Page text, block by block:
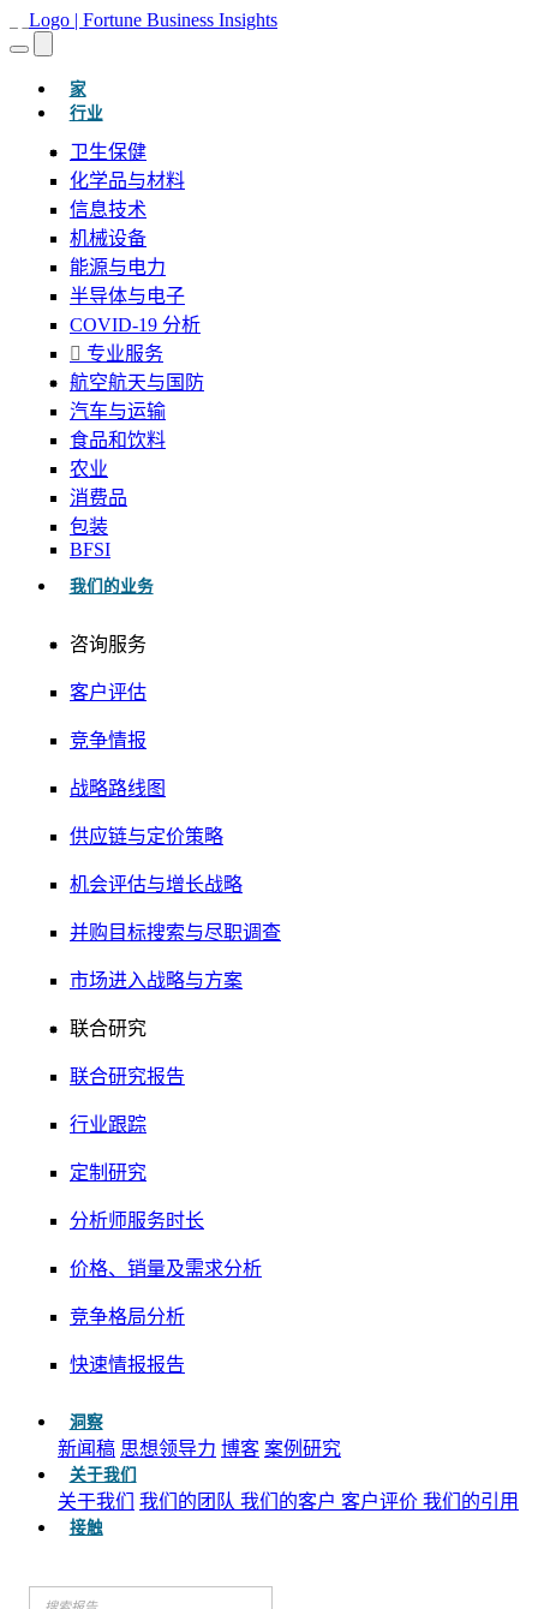
家(当前的)
行业
卫生保健
化学品与材料
信息技术
机械设备
能源与电力
半导体与电子
COVID-19 分析
专业服务
航空航天与国防
汽车与运输
食品和饮料
农业
消费品
包装
BFSI
我们的业务
咨询服务
客户评估
竞争情报
战略路线图
供应链与定价策略
机会评估与增长战略
并购目标搜索与尽职调查
市场进入战略与方案
联合研究
联合研究报告
行业跟踪
定制研究
分析师服务时长
价格、销量及需求分析
竞争格局分析
快速情报报告
洞察
新闻稿 思想领导力 博客 案例研究
关于我们
关于我们 我们的团队 我们的客户 客户评价 我们的引用
接触